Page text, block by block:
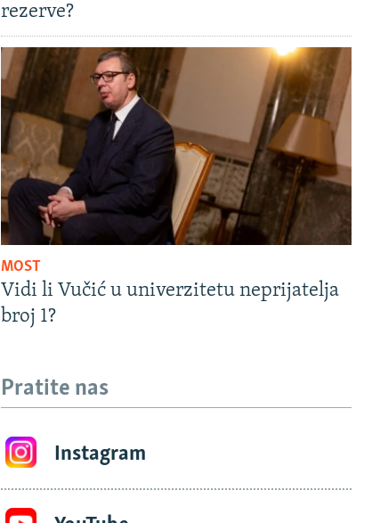
rezerve?
MOST
Vidi li Vučić u univerzitetu neprijatelja
broj 1?
Pratite nas
Instagram